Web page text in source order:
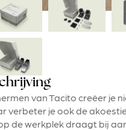
van Tacito creëer je
verbeter je ook de
de werkplek draagt bij